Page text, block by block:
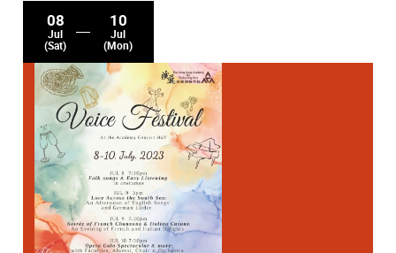
08
Jul
(Sat)
10
Jul
(Mon)